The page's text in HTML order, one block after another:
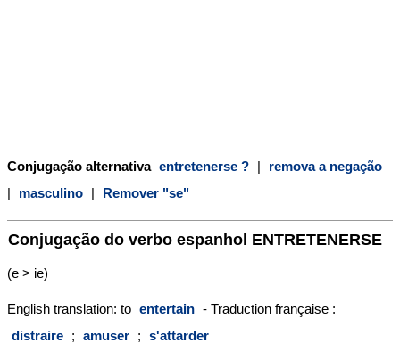
Conjugação alternativa entretenerse ? |
remova a negação
|
masculino | Remover "se"
Conjugação do verbo espanhol ENTRETENERSE
(e > ie)
English translation: to entertain - Traduction française :
distraire ; amuser ; s'attarder